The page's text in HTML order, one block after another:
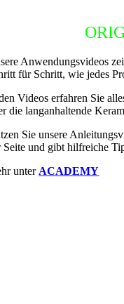
Anwendungsvideos
für Schritt, wie jedes
Videos erfahren Sie
die langanhaltende
Sie unsere
Seite und gibt hilfreiche
unter ACADEMY